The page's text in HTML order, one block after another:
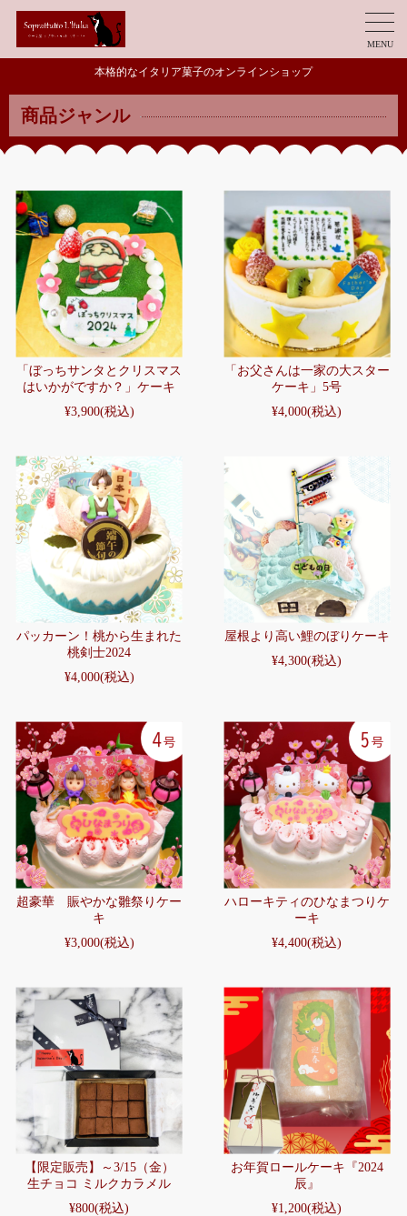
MENU
本格的なイタリア菓子のオンラインショップ
商品ジャンル
「ぼっちサンタとクリスマス
はいかがですか？」ケーキ
¥3,900(税込)
「お父さんは一家の大スター
ケーキ」5号
¥4,000(税込)
パッカーン！桃から生まれた
桃剣士2024
¥4,000(税込)
屋根より高い鯉のぼりケーキ
¥4,300(税込)
超豪華 賑やかな雛祭りケー
キ
¥3,000(税込)
ハローキティのひなまつりケ
ーキ
¥4,400(税込)
【限定販売】～3/15（金）
生チョコ ミルクカラメル
¥800(税込)
お年賀ロールケーキ『2024
辰』
¥1,200(税込)